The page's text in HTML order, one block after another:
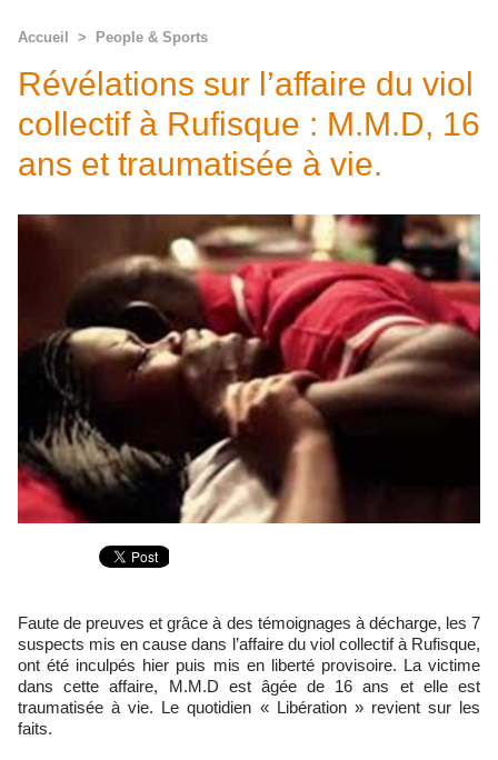
Accueil > People & Sports
Révélations sur l’affaire du viol
collectif à Rufisque : M.M.D, 16
ans et traumatisée à vie.
Faute de preuves et grâce à des témoignages à décharge, les 7
suspects mis en cause dans l’affaire du viol collectif à Rufisque,
ont été inculpés hier puis mis en liberté provisoire. La victime
dans cette affaire, M.M.D est âgée de 16 ans et elle est
traumatisée à vie. Le quotidien « Libération » revient sur les
faits.